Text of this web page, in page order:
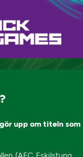
upp om titeln som